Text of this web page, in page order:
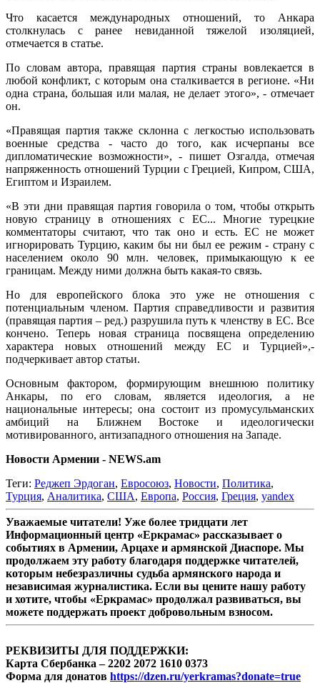
Что касается международных отношений, то Анкара
столкнулась с ранее невиданной тяжелой изоляцией,
отмечается в статье.
По словам автора, правящая партия страны вовлекается в
любой конфликт, с которым она сталкивается в регионе. «Ни
одна страна, большая или малая, не делает этого», - отмечает
он.
«Правящая партия также склонна с легкостью использовать
военные средства - часто до того, как исчерпаны все
дипломатические возможности», - пишет Озгалда, отмечая
напряженность отношений Турции с Грецией, Кипром, США,
Египтом и Израилем.
«В эти дни правящая партия говорила о том, чтобы открыть
новую страницу в отношениях с ЕС... Многие турецкие
комментаторы считают, что так оно и есть. ЕС не может
игнорировать Турцию, каким бы ни был ее режим - страну с
населением около 90 млн. человек, примыкающую к ее
границам. Между ними должна быть какая-то связь.
Но для европейского блока это уже не отношения с
потенциальным членом. Партия справедливости и развития
(правящая партия – ред.) разрушила путь к членству в ЕС. Все
кончено. Теперь новая страница посвящена определению
характера новых отношений между ЕС и Турцией»,-
подчеркивает автор статьи.
Основным фактором, формирующим внешнюю политику
Анкары, по его словам, является идеология, а не
национальные интересы; она состоит из промусульманских
амбиций на Ближнем Востоке и идеологически
мотивированного, антизападного отношения на Западе.
Новости Армении - NEWS.am
Теги: Реджеп Эрдоган, Евросоюз, Новости, Политика,
Турция, Аналитика, США, Европа, Россия, Греция, yandex
Уважаемые читатели! Уже более тридцати лет
Информационный центр «Еркрамас» рассказывает о
событиях в Армении, Арцахе и армянской Диаспоре. Мы
продолжаем эту работу благодаря поддержке читателей,
которым небезразличны судьба армянского народа и
независимая журналистика. Если вы цените нашу работу
и хотите, чтобы «Еркрамас» продолжал развиваться, вы
можете поддержать проект добровольным взносом.
РЕКВИЗИТЫ ДЛЯ ПОДДЕРЖКИ:
Карта Сбербанка – 2202 2072 1610 0373
Форма для донатов https://dzen.ru/yerkramas?donate=true